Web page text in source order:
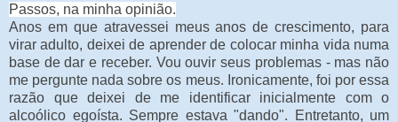
Passos, na minha opinião.
Anos em que atravessei meus anos de crescimento, para
virar adulto, deixei de aprender de colocar minha vida numa
base de dar e receber. Vou ouvir seus problemas - mas não
me pergunte nada sobre os meus. Ironicamente, foi por essa
razão que deixei de me identificar inicialmente com o
alcoólico egoísta. Sempre estava "dando". Entretanto, um